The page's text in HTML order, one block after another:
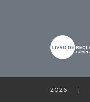
2026 |